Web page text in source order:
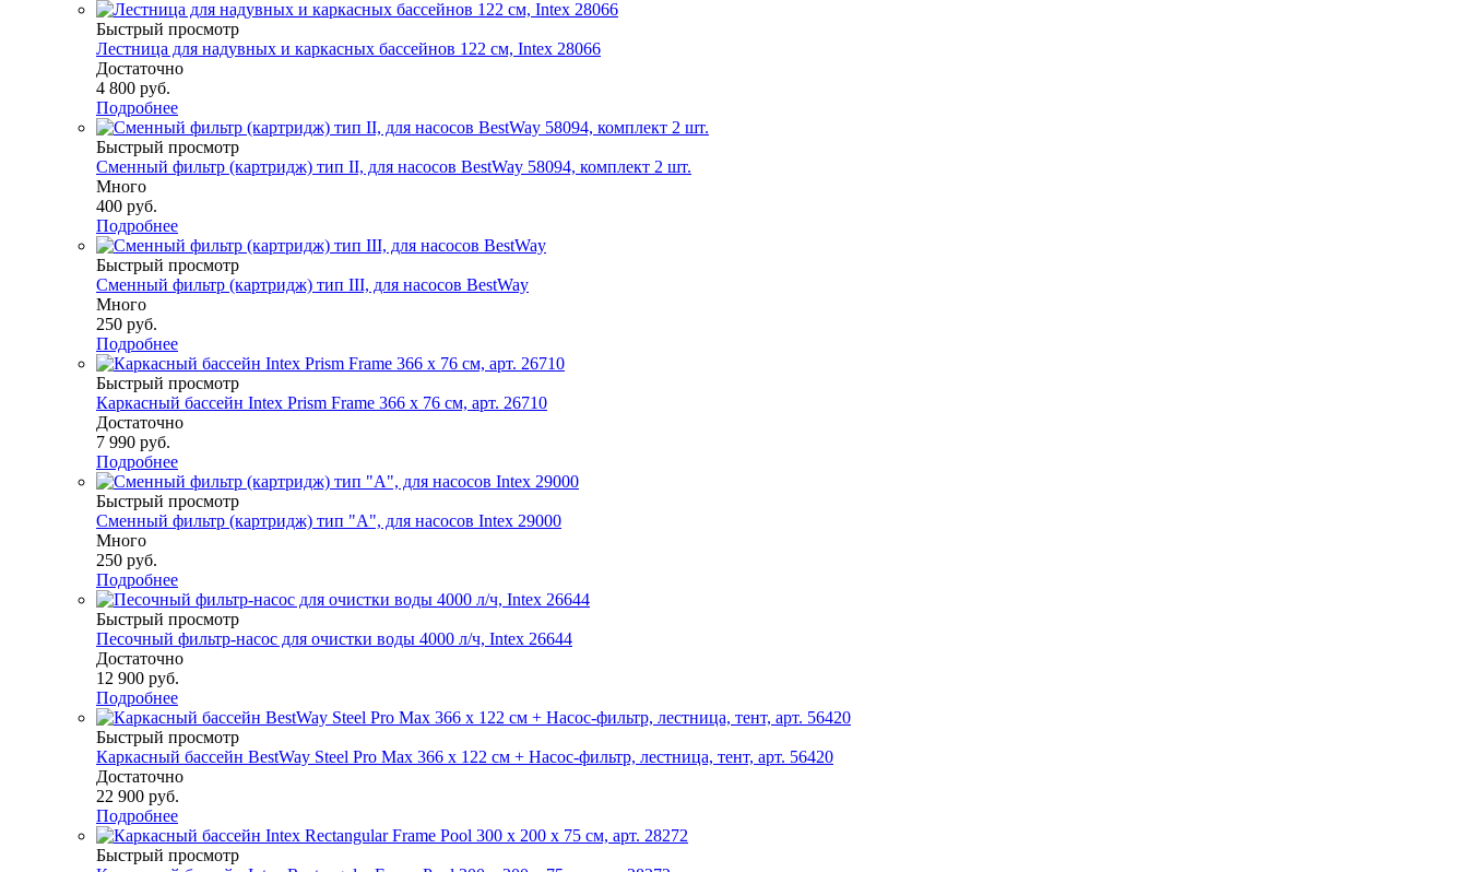
Быстрый просмотр
Лестница для надувных и каркасных бассейнов 122 см, Intex 28066
Достаточно
4 800 руб.
Подробнее
Быстрый просмотр
Сменный фильтр (картридж) тип II, для насосов BestWay 58094, комплект 2 шт.
Много
400 руб.
Подробнее
Быстрый просмотр
Сменный фильтр (картридж) тип III, для насосов BestWay
Много
250 руб.
Подробнее
Быстрый просмотр
Каркасный бассейн Intex Prism Frame 366 x 76 см, арт. 26710
Достаточно
7 990 руб.
Подробнее
Быстрый просмотр
Сменный фильтр (картридж) тип "А", для насосов Intex 29000
Много
250 руб.
Подробнее
Быстрый просмотр
Песочный фильтр-насос для очистки воды 4000 л/ч, Intex 26644
Достаточно
12 900 руб.
Подробнее
Быстрый просмотр
Каркасный бассейн BestWay Steel Pro Max 366 х 122 см + Насос-фильтр, лестница, тент, арт. 56420
Достаточно
22 900 руб.
Подробнее
Быстрый просмотр